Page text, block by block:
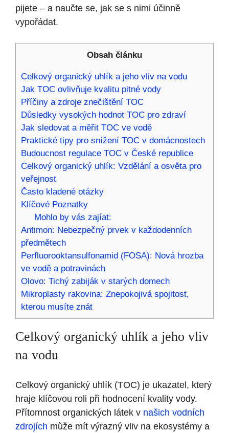
‍pijete –‌ a naučte se, jak se‌ s nimi účinně
vypořádat.
Obsah článku
Celkový organický uhlík a jeho vliv na vodu
Jak TOC ovlivňuje ⁢kvalitu pitné vody
Příčiny ⁣a zdroje znečištění TOC
Důsledky vysokých hodnot TOC ⁤pro zdraví
Jak sledovat a měřit ‍TOC ve vodě
Praktické tipy pro snížení TOC v domácnostech
Budoucnost regulace TOC v České republice
Celkový ‌organický ‌uhlík: Vzdělání a​ osvěta ‌pro
veřejnost
Často kladené otázky
Klíčové Poznatky
Mohlo by vás zajíat:
Antimon: Nebezpečný prvek v každodenních
předmětech
Perfluorooktansulfonamid (FOSA): Nová hrozba
ve vodě a potravinách
Olovo: Tichý zabiják v starých domech
Mikroplasty rakovina: Znepokojivá spojitost,
kterou musíte znát
Celkový organický uhlík a jeho vliv
na vodu
Celkový organický uhlík (TOC) je ukazatel, který
hraje ‍klíčovou‍ roli při hodnocení kvality vody.
Přítomnost organických látek‌ v⁢ našich vodních
zdrojích může mít výrazný vliv na ekosystémy a